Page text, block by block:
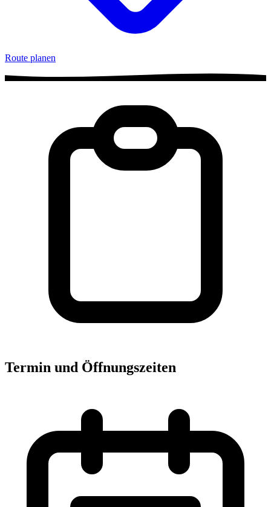
Route planen
Termin und Öffnungszeiten